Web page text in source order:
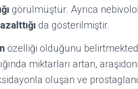
görülmüştür. Ayrıca
da gösterilmiştir.
özelliği olduğunu
miktarları artan,
oluşan ve